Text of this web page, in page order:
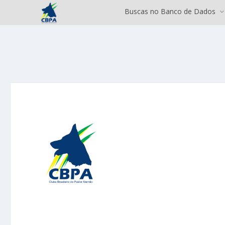
Buscas no Banco de Dados